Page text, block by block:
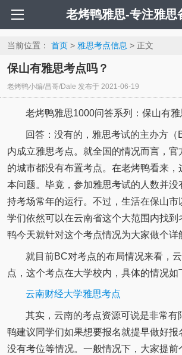
老烤鸭雅思-专注雅思
当前位置： 首页> 雅思考点信息 > 正文
保山有雅思考点吗？
老烤鸭小编/昌哥/Dale 发布于 2021-06-19
老烤鸭雅思1000问答系列：保山有雅
回答：没有的，雅思考试的主办方（
内成立雅思考点。就全国的情况而言，官
的城市都没有布置考点。在老烤鸭看来，
本问题。毕竟，参加雅思考试的人数并没
持考场常年的运行。不过，生活在保山市
学们依然可以在云南省这个大范围内找到
鸭今天就针对这个考点情况为大家做个详
就目前BC对考点的布局情况来看，
点，这个考点在大学校内，具体的情况如
云南财经大学雅思考点
其实，云南的考点资源可说是非常有
鸭建议同学们如果想要报名就提早做好报
没有考位等情况。一般情况下，大家提前